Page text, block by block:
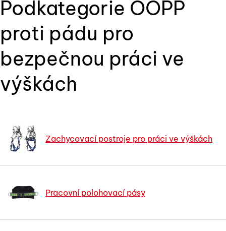
Podkategorie OOPP
proti pádu pro
bezpečnou práci ve
výškách
Zachycovací postroje pro práci ve výškách
Pracovní polohovací pásy